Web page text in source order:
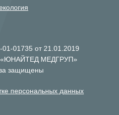
01735 от 21.01.2019
МЕДГРУП»
защищены
персональных данных